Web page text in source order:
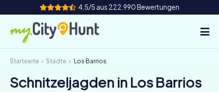
4,5/5 aus 222.990 Bewertungen
So funktioniert's
Städte
Startseite Städte Los Barrios
Schnitzeljagden in Los Barrios